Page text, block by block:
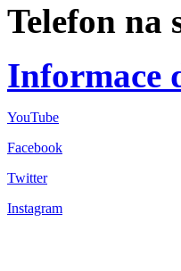
Telefon na
Informace
YouTube
Facebook
Twitter
Instagram